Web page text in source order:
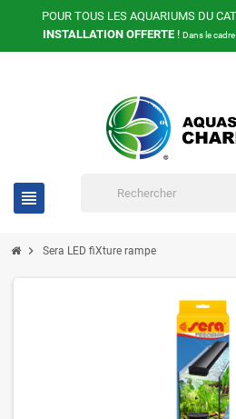
POUR TOUS LES AQUARIUMS DU
INSTALLATION OFFERTE! Dans le
view_headline
chevron_right Sera LED fiXture rampe